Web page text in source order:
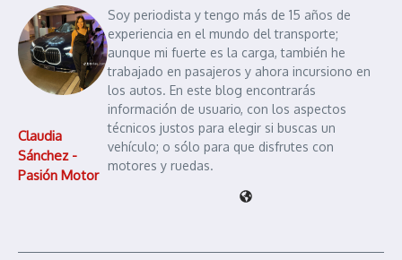
Claudia
Sánchez -
Pasión Motor
Soy periodista y tengo más de 15 años de
experiencia en el mundo del transporte;
aunque mi fuerte es la carga, también he
trabajado en pasajeros y ahora incursiono en
los autos. En este blog encontrarás
información de usuario, con los aspectos
técnicos justos para elegir si buscas un
vehículo; o sólo para que disfrutes con
motores y ruedas.